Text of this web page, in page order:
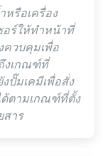
รือเครื่อง
อร์ให้ทำหน้าที่
วบคุมเพื่อ
งเกณฑ์ที่
ปั๊มเคมีเพื่อสั่ง
ด้ตามเกณฑ์ที่ตั้ง
สาร